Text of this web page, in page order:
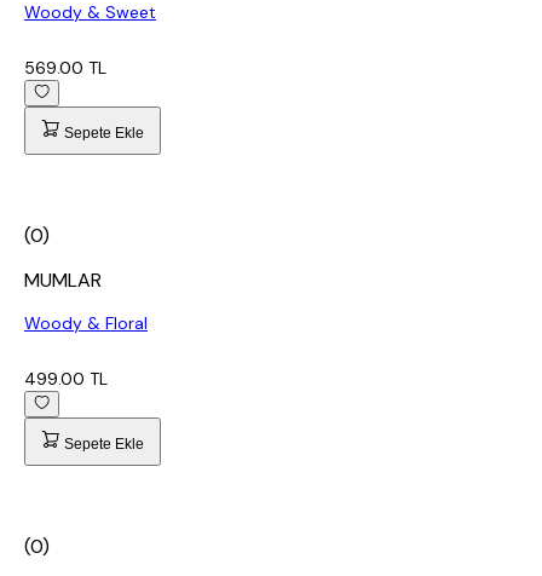
Woody & Sweet
569.00 TL
Sepete Ekle
(0)
MUMLAR
Woody & Floral
499.00 TL
Sepete Ekle
(0)